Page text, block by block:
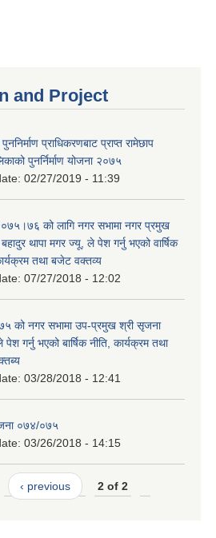
and Project
पुननिर्माण प्राधिकरणबाट प्राप्त रामेछाप
पुनर्निर्माण योजना २०७५
02/27/2019 - 11:39
को लागि नगर सभामा नगर प्रमुख
थापा मगर ज्यू, ले पेश गर्नु भएको वार्षिक
तथा बजेट वक्तव्य
07/27/2018 - 12:02
को नगर सभामा उप-प्रमुख श्री सृजना
गर्नु भएको बार्षिक नीति, कार्यक्रम तथा
03/28/2018 - 12:41
०७४/०७५
03/26/2018 - 14:15
‹ previous 2 of 2